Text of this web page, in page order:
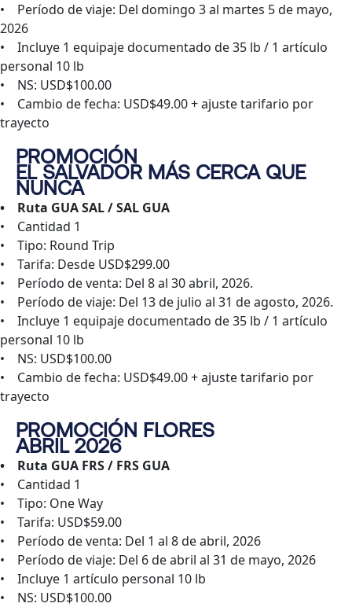
• Período de viaje: Del domingo 3 al martes 5 de mayo,
2026
• Incluye 1 equipaje documentado de 35 lb / 1 artículo
personal 10 lb
• NS: USD$100.00
• Cambio de fecha: USD$49.00 + ajuste tarifario por
trayecto
PROMOCIÓN
EL SALVADOR MÁS CERCA QUE
NUNCA
• Ruta GUA SAL / SAL GUA
• Cantidad 1
• Tipo: Round Trip
• Tarifa: Desde USD$299.00
• Período de venta: Del 8 al 30 abril, 2026.
• Período de viaje: Del 13 de julio al 31 de agosto, 2026.
• Incluye 1 equipaje documentado de 35 lb / 1 artículo
personal 10 lb
• NS: USD$100.00
• Cambio de fecha: USD$49.00 + ajuste tarifario por
trayecto
PROMOCIÓN FLORES
ABRIL 2026
• Ruta GUA FRS / FRS GUA
• Cantidad 1
• Tipo: One Way
• Tarifa: USD$59.00
• Período de venta: Del 1 al 8 de abril, 2026
• Período de viaje: Del 6 de abril al 31 de mayo, 2026
• Incluye 1 artículo personal 10 lb
• NS: USD$100.00